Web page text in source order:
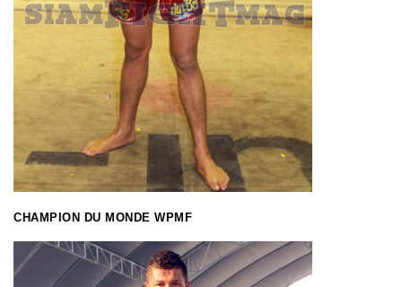
CHAMPION DU MONDE WPMF